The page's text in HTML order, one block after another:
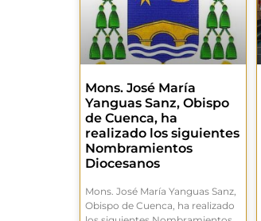
Mons. José María
Yanguas Sanz, Obispo
de Cuenca, ha
realizado los siguientes
Nombramientos
Diocesanos
Mons. José María Yanguas Sanz,
Obispo de Cuenca, ha realizado